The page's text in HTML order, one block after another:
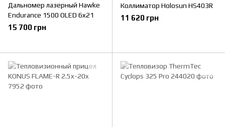
Дальномер лазерный Hawke
Endurance 1500 OLED 6x21
15 700 грн
Коллиматор Holosun HS403R
11 620 грн